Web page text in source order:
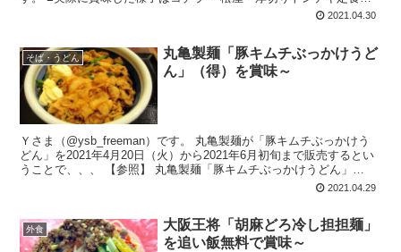
2021.04.30
そば・うどん
丸亀製麺「豚キムチぶっかけうど
ん」（得）を賞味～
Ｙさま（@ysb_freeman）です。 丸亀製麺が「豚キムチぶっかけう
どん」を2021年4月20日（火）から2021年6月初旬まで販売するとい
うことで、、、 【参照】 丸亀製麺「豚キムチぶっかけうどん」
2021.04.29
外食
大阪王将「胡麻どろ冷し担担麺」
を追い飯無料で賞味～